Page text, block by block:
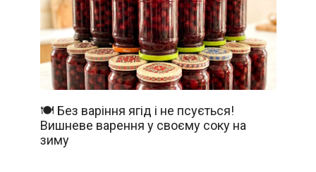
🍽️ Без варіння ягід і не псується!
Вишневе варення у своєму соку на
зиму